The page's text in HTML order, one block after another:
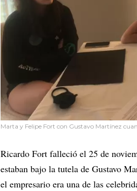
Marta y Felipe Fort con Gustavo Martínez
Ricardo Fort falleció el 25 de
estaban bajo la tutela de Gustavo
el empresario era una de las